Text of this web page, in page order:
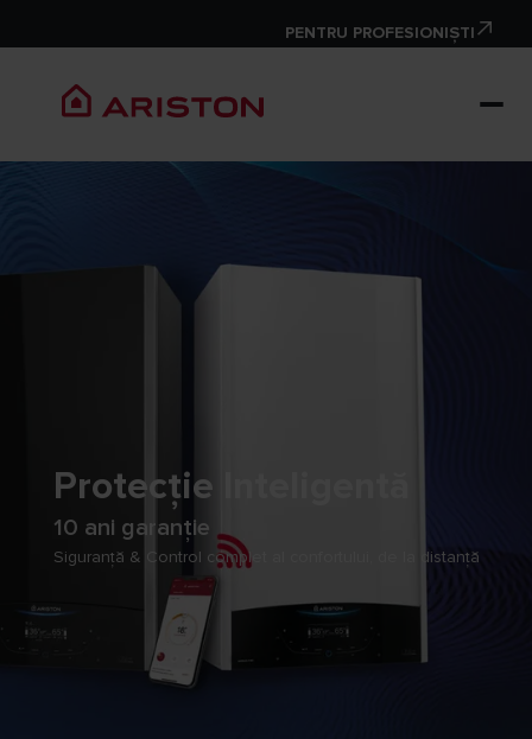
PENTRU PROFESIONIȘTI
Protecție Inteligentă
10 ani garanție
Siguranță & Control complet al confortului, de la distanță